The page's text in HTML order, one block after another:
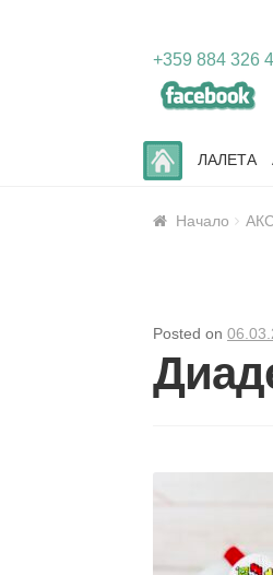
+359 884 326
Skip
to
navigation
Skip
to
content
ЛАЛЕТА
Начало
Posted on